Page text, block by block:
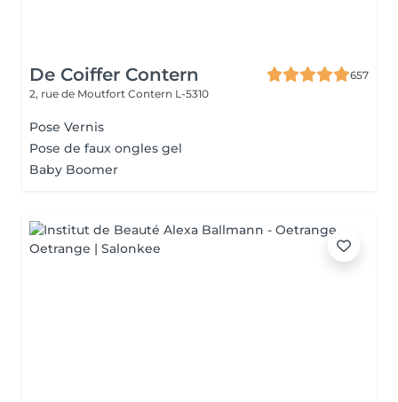
De Coiffer Contern
657
2, rue de Moutfort Contern L-5310
Pose Vernis
Pose de faux ongles gel
Baby Boomer